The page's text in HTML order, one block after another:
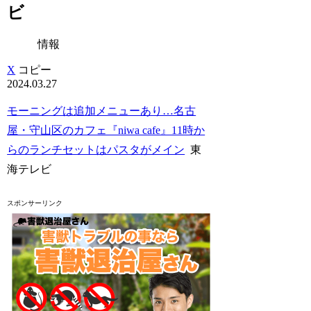
ビ
情報
X コピー
2024.03.27
モーニングは追加メニューあり…名古
屋・守山区のカフェ『niwa cafe』11時か
らのランチセットはパスタがメイン 東
海テレビ
スポンサーリンク